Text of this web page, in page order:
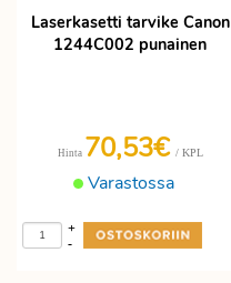
Laserkasetti tarvike Canon
1244C002 punainen
Varastossa
Hinta 70,53€ / KPL
-
+